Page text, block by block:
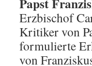
Erzbischof
Kritiker von
formulierte
von